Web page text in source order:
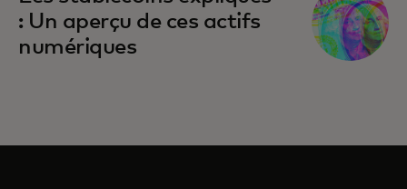
: Un aperçu de ces actifs
numériques